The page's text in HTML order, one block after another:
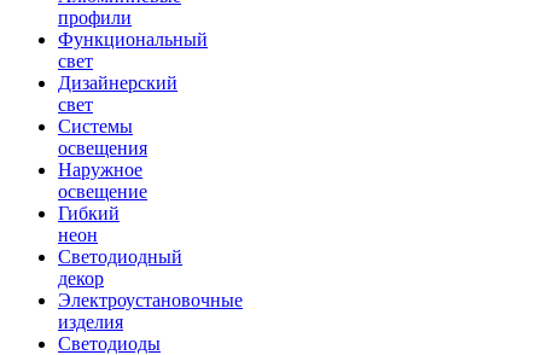
профили
Функциональный
свет
Дизайнерский
свет
Системы
освещения
Наружное
освещение
Гибкий
неон
Светодиодный
декор
Электроустановочные
изделия
Светодиоды